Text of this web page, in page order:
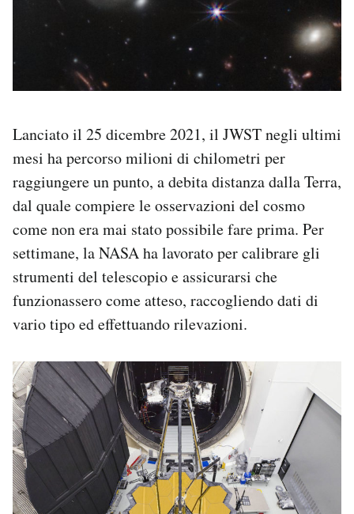
Lanciato il 25 dicembre 2021, il JWST negli ultimi
mesi ha percorso milioni di chilometri per
raggiungere un punto, a debita distanza dalla Terra,
dal quale compiere le osservazioni del cosmo
come non era mai stato possibile fare prima. Per
settimane, la NASA ha lavorato per calibrare gli
strumenti del telescopio e assicurarsi che
funzionassero come atteso, raccogliendo dati di
vario tipo ed effettuando rilevazioni.